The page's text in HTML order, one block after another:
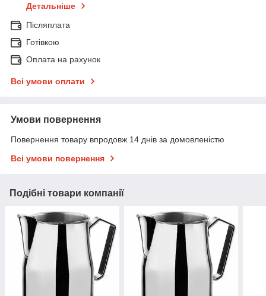
Детальніше
Післяплата
Готівкою
Оплата на рахунок
Всі умови оплати
Умови повернення
Повернення товару впродовж 14 днів за домовленістю
Всі умови повернення
Подібні товари компанії